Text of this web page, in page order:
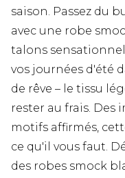
saison. Passez du
avec une robe
talons
vos journées d'été
de rêve – le tissu
rester au frais. Des
motifs affirmés,
ce qu'il vous faut.
des robes smock